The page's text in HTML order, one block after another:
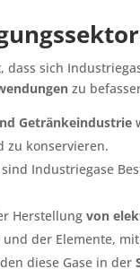
dass sich
zu
Getränkeindustrie
zu konservieren.
sind Industriegase
Herstellungvon
der Elemente,
diese Gase in der